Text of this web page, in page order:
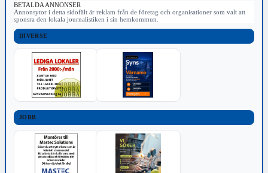
BETALDA ANNONSER
Annonsytor i detta sidofält är reklam från de företag och organisationer som valt att
sponsra den lokala journalistiken i sin hemkommun.
DIVERSE
JOBB